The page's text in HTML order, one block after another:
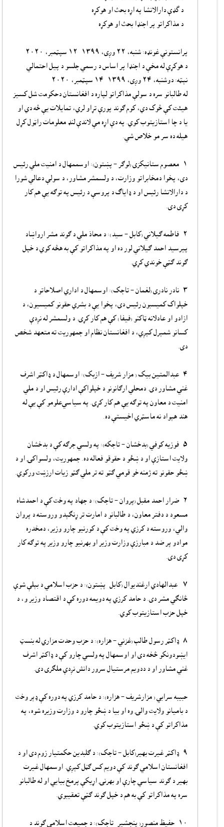
- د گډې دارالانشا په اړه بحث او هوکړه
- د مذاکراتو پر اجنډا بحث او هوکړه
پرانستونې غونډه: شنبه، ٢٢ وږى، ١٣٩٩- ۱۲ سپټمبر، ۲۰۲۰
د هوکړې له مخې د اجنډا پر اساس د رسمي جلسو د پيل احتمالي
نېټه: دوشنبه، ٢٤ وږى، ١٣٩٩- ۱۴ سپټمبر، ۲۰۲۰
له طالبانو سره د سولې مذاکراتو لپاره د افغانستان دحکومت شل کسیز
هیئت کې څوک دي، کوم ګوند پورې تړاو لري، تمایلات یې څه دي او
یا د چا استازیتوب کوي. په دې اړه مې لاندې لنډ معلومات راټول کړل
هیله ده سر مو خلاص شي.
۱- معصوم ستانیکزی (لوګر – پښتون): اوسممهال د امنیت ملي‌ رئیس
دی، پخوا دمخابراتو وزارت، د ولسمشر مشاور، د سولې دعالي شورا
د دارالانشا رئیس او د ډایاګ د پروسې د رئیس په توګه یې هم کار
کړی دی.
۲- فاطمه ګیلاني (کابل – سید): د محاذ ملي‌ د ګوند مشر ارواښاد
پیرسید احمد ګیلاني‌ لور ده او په مذاکراتو کې به هڅه کوي د خپل
ګوند ګټې خوندي کړي.
۳- نادر نادری (لغمان – تاجک):‌ اوسمهال د اداري‌ اصلاحاتو د
خپلواک کمیسبون رئیس دی، پخوا یې د بشري حقونو کمیسیون، د
ازادو او عادلانه ټاکنو (فیفا)‌ کې هم کار کړی.‌ د ولسمشر له نږدې
کسانو شمېرل کېږي، د افغانستان نظام او جمهوریت ته متعهد شخص
دی.
۴- عبدالمتین بیک ( مزار شریف – ازبک): اوسمهال د ډاکټر اشرف
غني مشاور دی. دمحلي‌ ارګانونو د خپلواکې ادارې رئیس او د ملي‌
امنیت د معاون په توګه یې هم کار کړی.‌ په سیاسي‌علومو کې یې له
هند هېواد نه ماسټري اخیستې ده.
۵- فوزیه کوفي (بدخشان – تاجکه): په ولسي‌ جرګه کې د بدخشان
ولایت استازې او د ښځو د حقوقو فعاله ده. جمهوریت، ولسواکۍ او د
ښځو حقونو ته ژمنه خو قومي ګټو ته تر ملي ګټو زیات ارزښت ورکوي.
۶- ضرار احمد مقبل (پروان – تاجک): د جهاد په وخت کې د احمدشاه
مسعود د دفتر معاون، د طالبانو د امارت تر ړنګېدو وروسته د پروان
والي، وروسته د کرزي په وخت کې د کورنیو چارو وزیر، دمخدره
موادو پر ضد د مبارزې وزارت وزیر او بهرنیو چارو وزیر په توګه کار
کړی دی.
۷ - عبدالهادي ارغندیوال (کابل- پښتون): د حزب اسلامي د بېلې شوې
څانګي مشر دی. د حامد کرزي‌ په دویمه دوره کې د اقتصاد وزیر و، د
خپل حزب استازیتوب کوي.
۸- ډاکټر رسول طالب (غزني – هزاره): د حزب وحدت مزاري له بنسټ
ایښودونکو څخه دی او اوسمهال په ولسي چارو کې د ډاکټر اشرف
غني مشاور او د ددویم مرستیال سرور دانش نږدې ملګری دی.‌
‌حبیبه سرابي ( مزارشریف – هزاره):‌ د حامد کرزي په دوره کې ډېر وخت
د بامیانو ولایت والۍ وه او بیا د ښځو چارو د وزارت وزیره شوه، په
مذاکراتو کې د ښځو استازیتوب کوي.‌
۹- ډاکټر غیرت بهیر(‌کابل – تاجک): د ګلبدین حکمتیار زوم دی او د
افغانستان اسلامي‌ ګوند کې دویم کس ګڼل کېږي.‌ اوسمهال غیرت
بهیر د ګوند سیاسي‌ چارې او بهرنۍ اړیکې پرمخ بیایي او له طالبانو
سره په مذاکراتو کې به هم د خپل ګوند ګټې تعقیبوي.
۱۰- حفیظ منصور( پنجشیر- تاجک): د جمیعت اسلامي ګوند د